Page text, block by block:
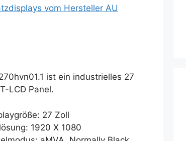
vom Hersteller AU
ist ein industrielles 27
LCD Panel.
27 Zoll
1920 X 1080